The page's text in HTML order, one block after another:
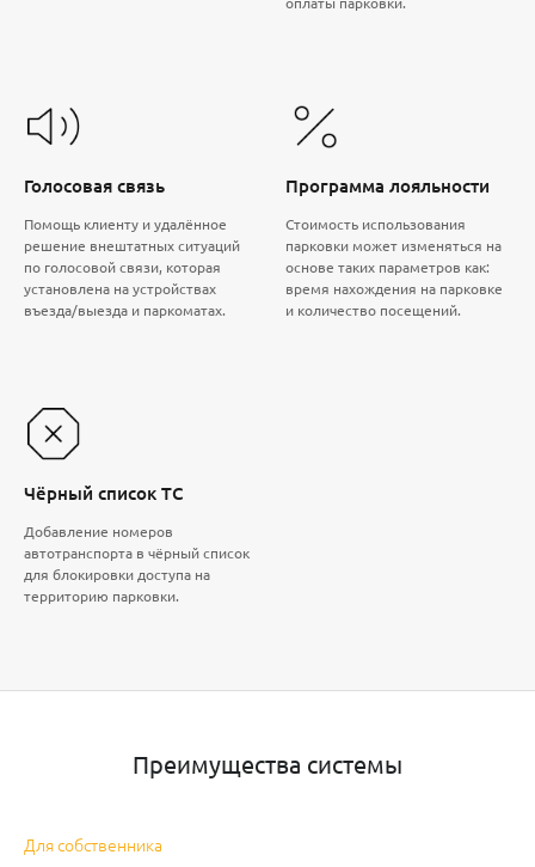
Голосовая связь
Помощь клиенту и удалённое
решение внештатных ситуаций
по голосовой связи, которая
установлена на устройствах
въезда/выезда и паркоматах.
Программа лояльности
Стоимость использования
парковки может изменяться на
основе таких параметров как:
время нахождения на парковке
и количество посещений.
Чёрный список ТС
Добавление номеров
автотранспорта в чёрный список
для блокировки доступа на
территорию парковки.
Преимущества системы
Для собственника